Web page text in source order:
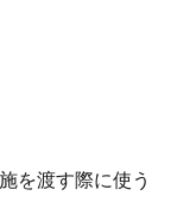
を渡す際に使う